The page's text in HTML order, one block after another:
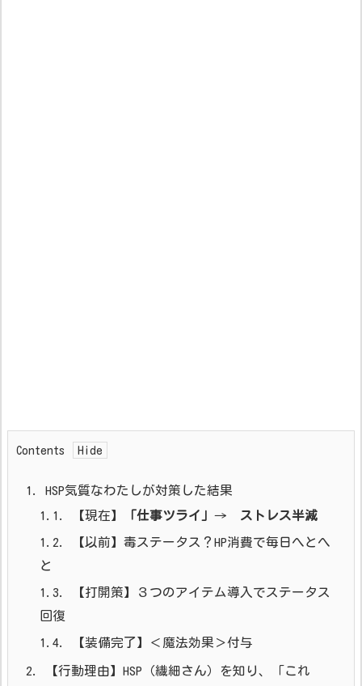
Contents
1.
HSP気質なわたしが対策した結果
1.1.
【現在】 「仕事ツライ」 → ストレス半減
1.2.
【以前】毒ステータス？HP消費で毎日へとへ
と
1.3.
【打開策】３つのアイテム導入でステータス
回復
1.4. 【装備完了】＜魔法効果＞付与
2.
【行動理由】HSP（繊細さん）を知り、「これ